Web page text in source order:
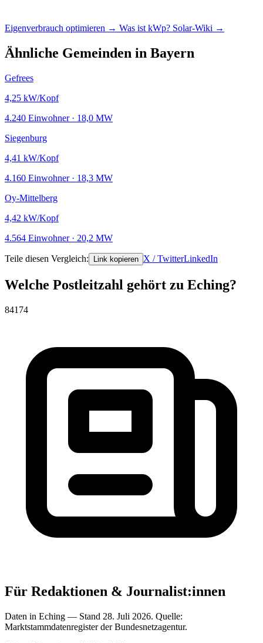
Eigenverbrauch optimieren → Was ist kWp? Solar-Wiki →
Ähnliche Gemeinden in Bayern
Gefrees
4,25 kW/Kopf
4.240 Einwohner · 18,0 MW
Siegenburg
4,41 kW/Kopf
4.160 Einwohner · 18,3 MW
Oy-Mittelberg
4,42 kW/Kopf
4.564 Einwohner · 20,2 MW
Teile diesen Vergleich: Link kopieren X / TwitterLinkedIn
Welche Postleitzahl gehört zu Eching?
84174
Für Redaktionen & Journalist:innen
Daten in Eching — Stand 28. Juli 2026. Quelle:
Marktstammdatenregister der Bundesnetzagentur.